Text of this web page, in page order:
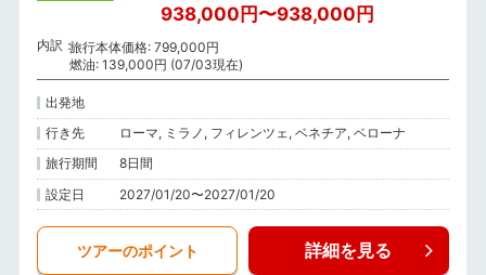
938,000円〜938,000円
内訳 旅行本体価格: 799,000円
燃油: 139,000円 (07/03現在)
出発地
行き先
ローマ, ミラノ, フィレンツェ, ベネチア, ベローナ
旅行期間
8日間
設定日
2027/01/20〜2027/01/20
ツアーのポイント 詳細を見る